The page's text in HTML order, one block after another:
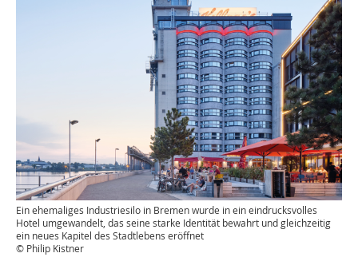
Ein ehemaliges Industriesilo in Bremen wurde in ein eindrucksvolles
Hotel umgewandelt, das seine starke Identität bewahrt und gleichzeitig
ein neues Kapitel des Stadtlebens eröffnet
© Philip Kistner